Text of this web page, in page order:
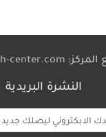
center.com
النشرة البريدية